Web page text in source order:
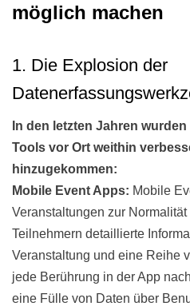
möglich machen
1. Die Explosion der
In den letzten Jahren
Tools vor Ort weithin
hinzugekommen:
Mobile Event Apps: Mobile
Veranstaltungen zur
Teilnehmern detaillierte
Veranstaltung und eine Reihe
jede Berührung in der App
eine Fülle von Daten über